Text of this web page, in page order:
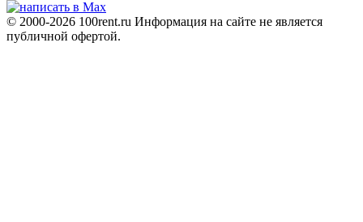
© 2000-2026 100rent.ru Информация на сайте не является
публичной офертой.